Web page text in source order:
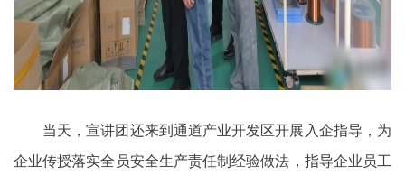
当天，宣讲团还来到通道产业开发区开展入企指导，为
企业传授落实全员安全生产责任制经验做法，指导企业员工